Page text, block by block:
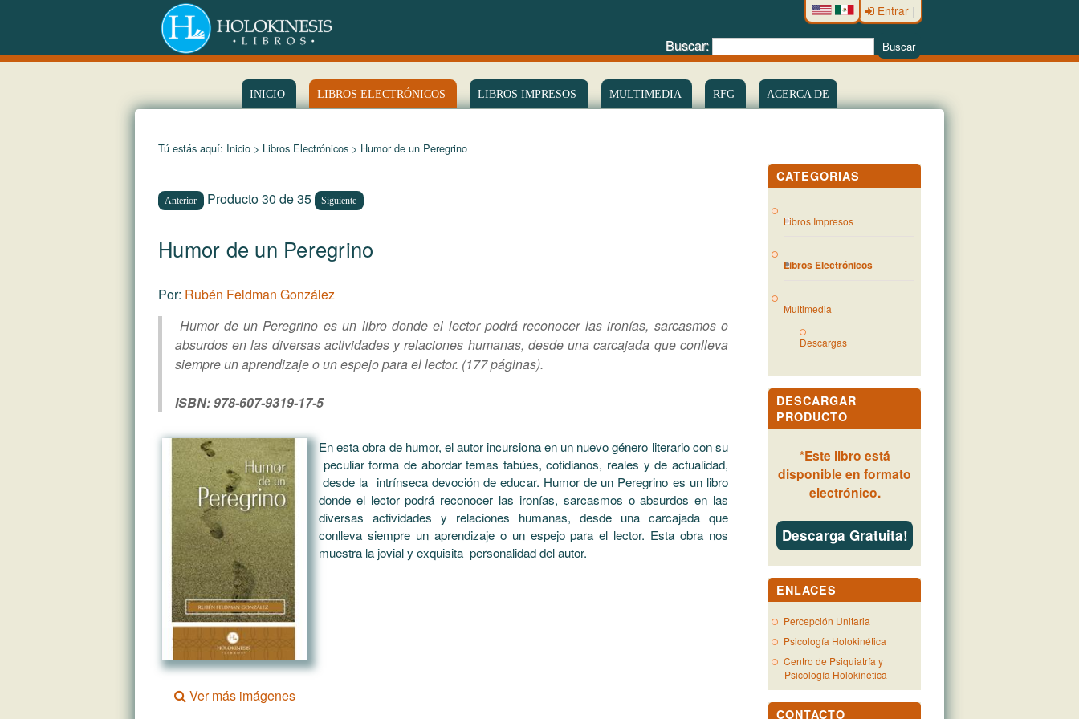
Entrar |
Buscar:
INICIO LIBROS ELECTRÓNICOS LIBROS IMPRESOS MULTIMEDIA RFG ACERCA DE
Tú estás aquí: Inicio > Libros Electrónicos > Humor de un Peregrino
Anterior Producto 30 de 35 Siguiente
Humor de un Peregrino
Por: Rubén Feldman González
Humor de un Peregrino es un libro donde el lector podrá reconocer las ironías, sarcasmos o
absurdos en las diversas actividades y relaciones humanas, desde una carcajada que conlleva
siempre un aprendizaje o un espejo para el lector. (177 páginas).
ISBN: 978-607-9319-17-5
Ver más imágenes
En esta obra de humor, el autor incursiona en un nuevo género literario con su
peculiar forma de abordar temas tabúes, cotidianos, reales y de actualidad,
desde la intrínseca devoción de educar. Humor de un Peregrino es un libro
donde el lector podrá reconocer las ironías, sarcasmos o absurdos en las
diversas actividades y relaciones humanas, desde una carcajada que
conlleva siempre un aprendizaje o un espejo para el lector. Esta obra nos
muestra la jovial y exquisita personalidad del autor.
CATEGORIAS
Libros Impresos
Libros Electrónicos
Multimedia
Descargas
DESCARGAR
PRODUCTO
*Este libro está
disponible en formato
electrónico.
Descarga Gratuita!
ENLACES
Percepción Unitaria
Psicología Holokinética
Centro de Psiquiatría y
Psicología Holokinética
CONTACTO